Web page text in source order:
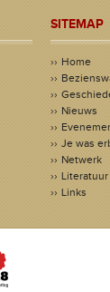
SITEMAP
Home
Nieuws
Je was
Netwerk
Literatuur
Links